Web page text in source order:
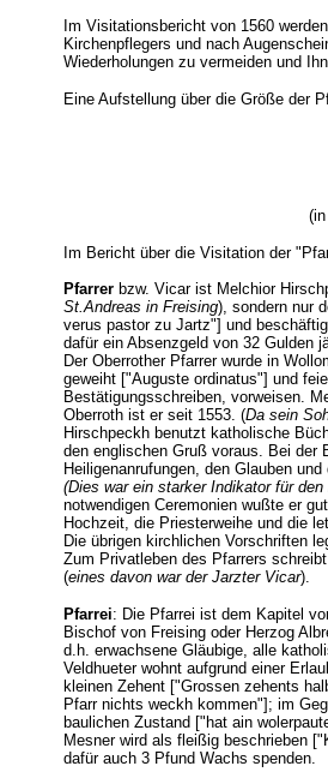
Im Visitationsbericht von 1560
Kirchenpflegers und nach
Wiederholungen zu vermeiden und
Eine Aufstellung über die Größe der
Im Bericht über die Visitation der
Pfarrer bzw. Vicar ist Melchior
St.Andreas in Freising), sondern nur
verus pastor zu Jartz"] und
dafür ein Absenzgeld von 32 Gulden
Der Oberrother Pfarrer wurde in
geweiht ["Auguste ordinatus"] und
Bestätigungsschreiben, vorweisen.
Oberroth ist er seit 1553. (Da sein
Hirschpeckh benutzt katholische
den englischen Gruß voraus. Bei der
Heiligenanrufungen, den Glauben
(Dies war ein starker Indikator für
notwendigen Ceremonien wußte er
Hochzeit, die Priesterweihe und die
Die übrigen kirchlichen Vorschriften
Zum Privatleben des Pfarrers
(eines davon war der Jarzter Vicar).
Pfarrei: Die Pfarrei ist dem Kapitel
Bischof von Freising oder Herzog
d.h. erwachsene Gläubige, alle
Veldhueter wohnt aufgrund einer
kleinen Zehent ["Grossen zehents
Pfarr nichts weckh kommen"]; im
baulichen Zustand ["hat ain
Mesner wird als fleißig beschrieben
dafür auch 3 Pfund Wachs spenden.